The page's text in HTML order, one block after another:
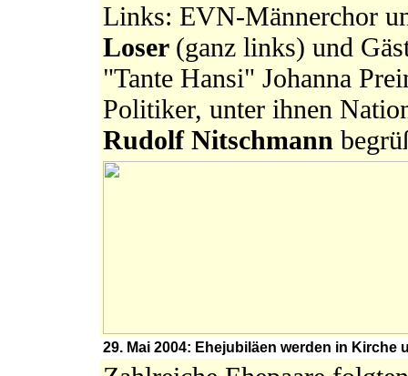
Links: EVN-Männerchor
Loser (ganz links) und
"Tante Hansi" Johanna
Politiker, unter ihnen
Rudolf Nitschmann
29. Mai 2004: Ehejubiläen werden in